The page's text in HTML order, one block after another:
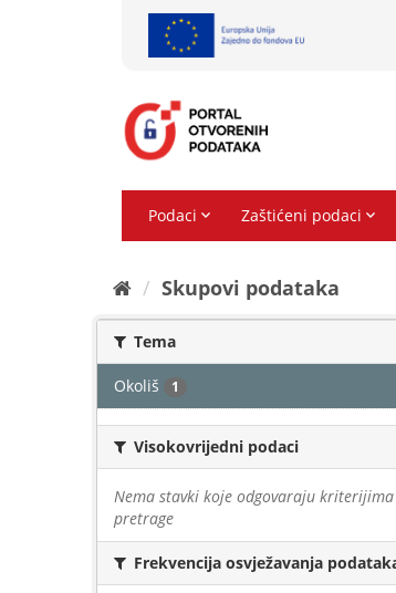
Skupovi podаtаkа
Tema
Okoliš 1
Visokovrijedni podaci
Nema stavki koje odgovaraju kriterijima
pretrage
Frekvencija osvježavanja